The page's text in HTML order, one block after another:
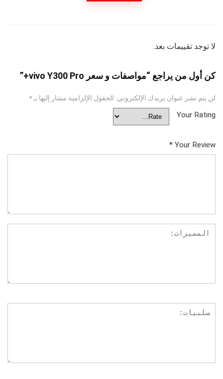
لا توجد تقييمات بعد.
كن أول من يراجع “مواصفات و سعر vivo Y300 Pro+”
لن يتم نشر عنوان بريدك الإلكتروني. الحقول الإلزامية مشار إليها بـ*
Your Rating
Your Review
*